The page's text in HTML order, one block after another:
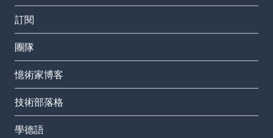
訂閱
團隊
憶術家博客
技術部落格
學德語